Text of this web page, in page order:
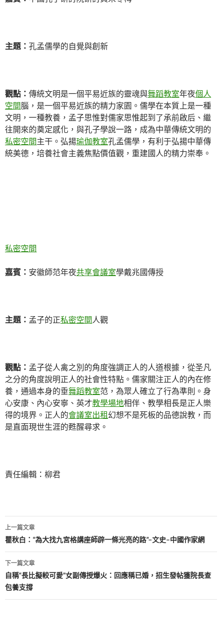
主題： 孔孟儒學的自覺與創新
觀點： 傳統文明是一個平易近族的靈魂與舞蹈教室年夜個人
空間腦，是一個平易近族的精力家園。儒學在本質上是一種
文明，一種教養，孟子思惟對儒家思惟起到了承前啟后、繼
往開來的奠定感化，與孔子學說一路，成為中華傳統文明的
私密空間主干。弘揚瑜伽教室孔孟儒學，有利于弘揚中華傳
統美德，培養社會主義焦點價值觀，重建國人的精力崇奉。
私密空間
嘉賓： 安徽師范年夜共享會議室學戴兆國傳授
主題： 孟子的正私密空間人觀
觀點： 孟子從人禽之別的角度強調正人的人道根據，從圣凡
之分的角度說明正人的社會性特點。儒家關注正人的內在修
養，通過本身的垂舞蹈教室范，為眾人確立了行為準則。身
心安康、內心安寧、英才教學場地相伴、教學相長是正人樂
得的境界。正人的會議室出租幻想不是死板的品德說教，而
是直面現世生涯的甦醒尋求。
責任編輯：柳君
文
章
導
覽
上一篇文章
瞿秋白：“為大找九宮格講座師辟一條光亮的路”–文史–中國作家網
下一篇文章
自稱“長比擬較可愛”女副傳授爆火：回應稱已婚，招生發帖獲院長查
包養支撐